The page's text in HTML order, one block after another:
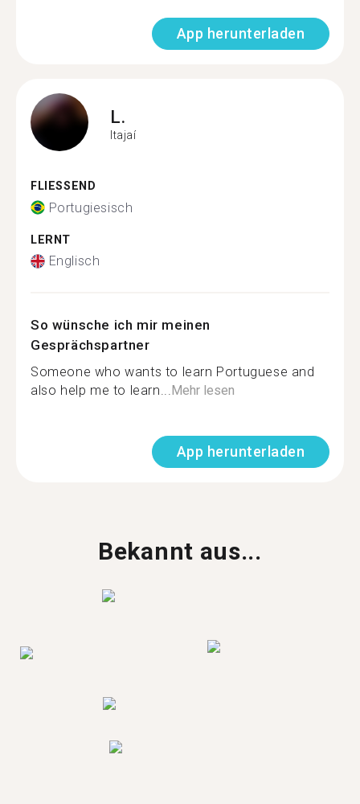
App herunterladen
L.
Itajaí
FLIESSEND
Portugiesisch
LERNT
Englisch
So wünsche ich mir meinen
Gesprächspartner
Someone who wants to learn Portuguese and
also help me to learn...Mehr lesen
App herunterladen
Bekannt aus...